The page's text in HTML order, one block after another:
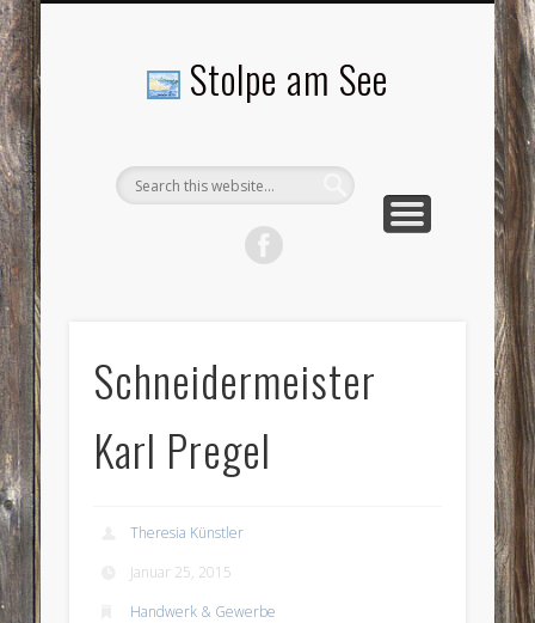
Stolpe am See
Schneidermeister
Karl Pregel
Theresia Künstler
Januar 25, 2015
Handwerk & Gewerbe